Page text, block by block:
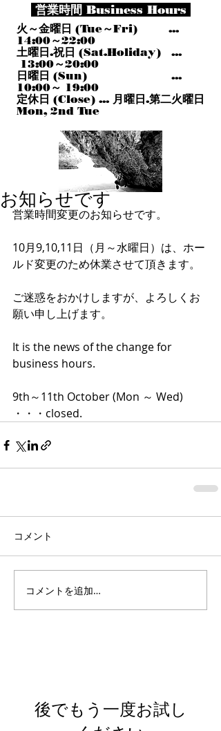
営業時間 Business Hours
火～金曜日 (Tue～Fri) ...
14:00～22:00
土曜日.祝日 (Sat.Holiday) ...
13:00～20:00
日曜日 (Sun) ...
10:00～ 19:00
定休日 (Close) ... 月曜日.第二火曜日
Mon, 2nd Tue
お知らせです
営業時間変更のお知らせです。
10月9,10,11日（月～水曜日）は、ホー
ルド変更のため休業させて頂きます。
ご迷惑をおかけしますが、よろしくお
願い申し上げます。
It is the news of the change for
business hours.
9th～11th October (Mon ～ Wed)
・・・closed.
コメント
コメントを追加…
後でもう一度お試し